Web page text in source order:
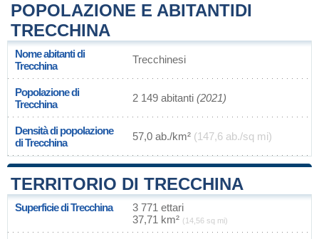
POPOLAZIONE E ABITANTIDI
TRECCHINA
Nome abitanti di
Trecchina
Trecchinesi
Popolazione di
Trecchina
2 149 abitanti (2021)
Densità di popolazione
di Trecchina
57,0 ab./km² (147,6 ab./sq mi)
TERRITORIO DI TRECCHINA
Superficie di Trecchina
3 771 ettari
37,71 km² (14,56 sq mi)